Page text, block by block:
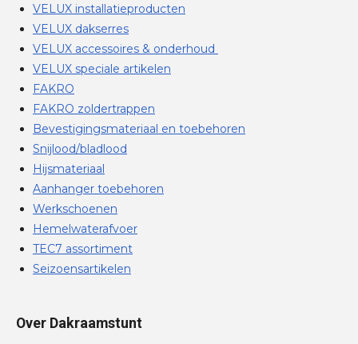
VELUX installatieproducten
VELUX dakserres
VELUX accessoires & onderhoud
VELUX speciale artikelen
FAKRO
FAKRO zoldertrappen
Bevestigingsmateriaal en toebehoren
Snijlood/bladlood
Hijsmateriaal
Aanhanger toebehoren
Werkschoenen
Hemelwaterafvoer
TEC7 assortiment
Seizoensartikelen
Over Dakraamstunt